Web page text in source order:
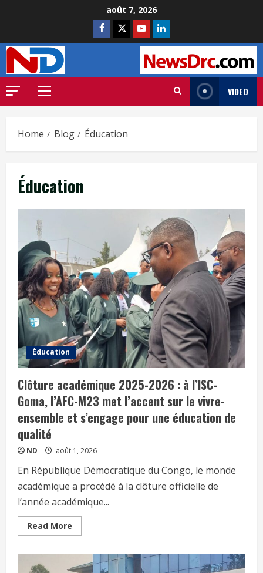
août 7, 2026
VIDEO
Home Blog Éducation
Éducation
Éducation
Clôture académique 2025-2026 : à l’ISC-
Goma, l’AFC-M23 met l’accent sur le vivre-
ensemble et s’engage pour une éducation de
qualité
ND août 1, 2026
En République Démocratique du Congo, le monde
académique a procédé à la clôture officielle de
l’année académique...
Read More